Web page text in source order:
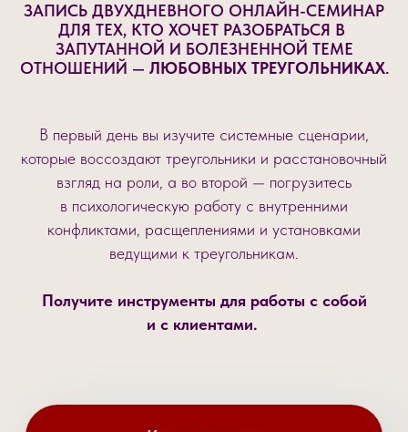
ЗАПИСЬ ДВУХДНЕВНОГО ОНЛАЙН-СЕМИНАР
ДЛЯ ТЕХ, КТО ХОЧЕТ РАЗОБРАТЬСЯ В
ЗАПУТАННОЙ И БОЛЕЗНЕННОЙ ТЕМЕ
ОТНОШЕНИЙ — ЛЮБОВНЫХ ТРЕУГОЛЬНИКАХ.
В первый день вы изучите системные сценарии,
которые воссоздают треугольники и расстановочный
взгляд на роли, а во второй — погрузитесь
в психологическую работу с внутренними
конфликтами, расщеплениями и установками
ведущими к треугольникам.
Получите инструменты для работы с собой
и с клиентами.
Купить запись